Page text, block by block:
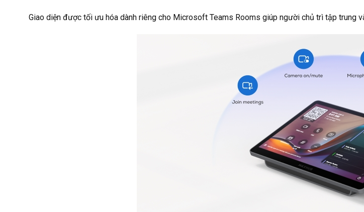
Giao diện được tối ưu hóa dành riêng cho Microsoft Teams Rooms giúp người chủ trì tập trung